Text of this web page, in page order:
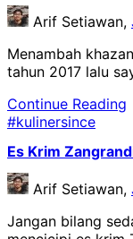
Arif Setiawan,
Menambah
tahun 2017 lalu
Continue Reading
#kulinersince
Es Krim
Arif Setiawan,
Jangan bilang